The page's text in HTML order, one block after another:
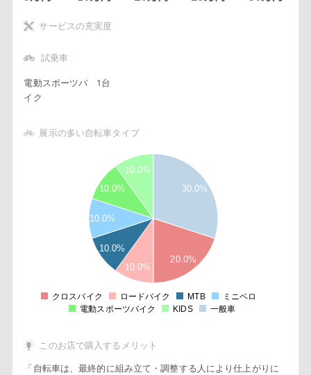
サービスの充実度
試乗車
電動スポーツバ
イク
1台
展示の多い自転車タイプ
20.0%
10.0%
10.0%
10.0%
10.0%
10.0%
30.0%
クロスバイク ロードバイク MTB
ミニベロ
電動スポーツバイク
KIDS 一般車
このお店で購入するメリット
「自転車は、最終的に組み立て・調整する人により仕上がりに